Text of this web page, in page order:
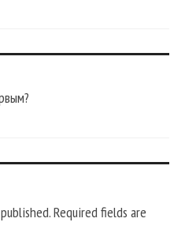
Required fields are